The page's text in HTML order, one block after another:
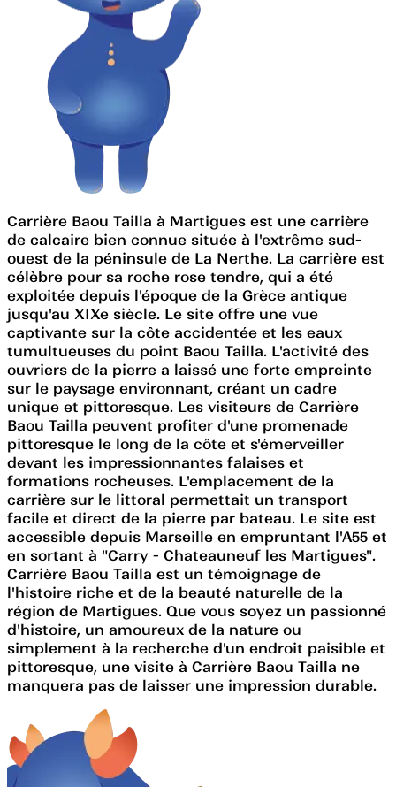
Carrière Baou Tailla à Martigues est une carrière
de calcaire bien connue située à l'extrême sud-
ouest de la péninsule de La Nerthe. La carrière est
célèbre pour sa roche rose tendre, qui a été
exploitée depuis l'époque de la Grèce antique
jusqu'au XIXe siècle. Le site offre une vue
captivante sur la côte accidentée et les eaux
tumultueuses du point Baou Tailla. L'activité des
ouvriers de la pierre a laissé une forte empreinte
sur le paysage environnant, créant un cadre
unique et pittoresque. Les visiteurs de Carrière
Baou Tailla peuvent profiter d'une promenade
pittoresque le long de la côte et s'émerveiller
devant les impressionnantes falaises et
formations rocheuses. L'emplacement de la
carrière sur le littoral permettait un transport
facile et direct de la pierre par bateau. Le site est
accessible depuis Marseille en empruntant l'A55 et
en sortant à "Carry - Chateauneuf les Martigues".
Carrière Baou Tailla est un témoignage de
l'histoire riche et de la beauté naturelle de la
région de Martigues. Que vous soyez un passionné
d'histoire, un amoureux de la nature ou
simplement à la recherche d'un endroit paisible et
pittoresque, une visite à Carrière Baou Tailla ne
manquera pas de laisser une impression durable.